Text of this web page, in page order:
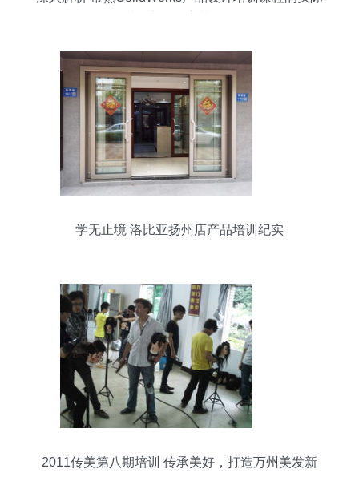
学无止境 洛比亚扬州店产品培训纪实
2011传美第八期培训 传承美好，打造万州美发新